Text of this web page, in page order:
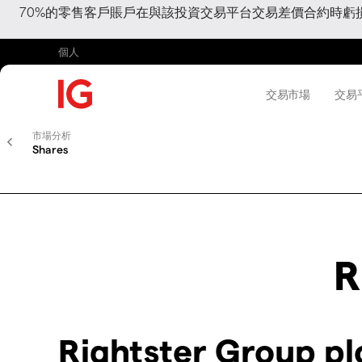
70%的零售客戶賬戶在與該投資交易平台交易差價合約時
個人
交易市場 交易
市場分析
Shares
Rightster Group